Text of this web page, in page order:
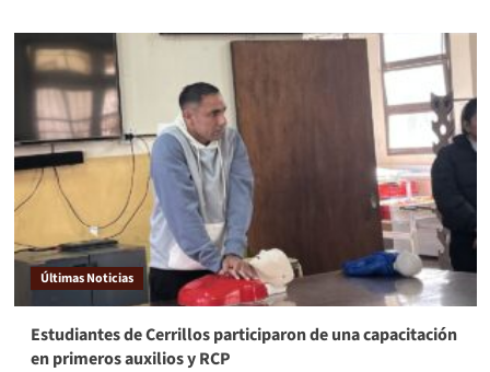
Últimas Noticias
Estudiantes de Cerrillos participaron de una capacitación
en primeros auxilios y RCP